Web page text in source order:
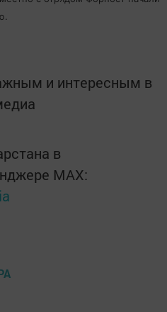
и интересным в
в
MАХ: